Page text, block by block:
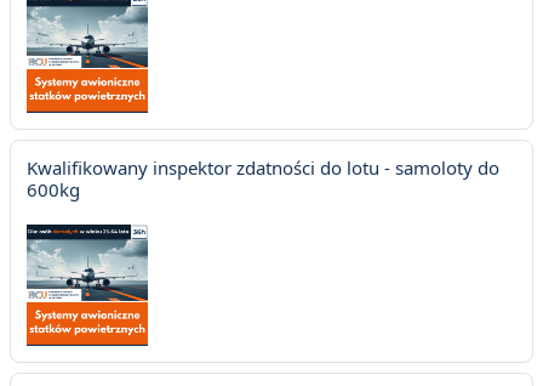
Kwalifikowany inspektor zdatności do lotu - samoloty do
600kg